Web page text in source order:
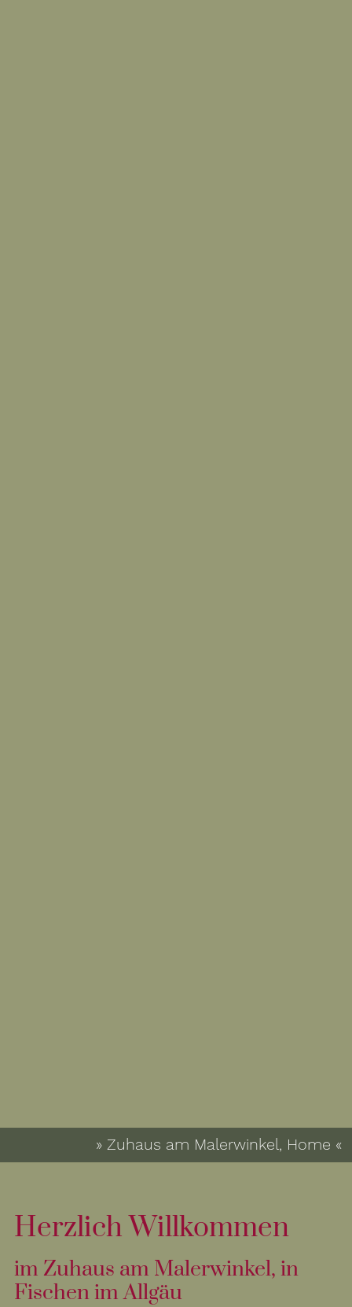
» Zuhaus am Malerwinkel, Home «
Herzlich Willkommen
im Zuhaus am Malerwinkel, in
Fischen im Allgäu